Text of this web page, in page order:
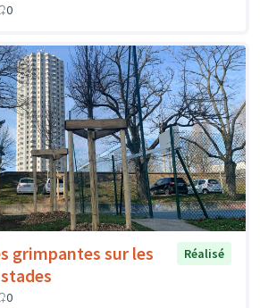
0
grimpantes sur les
Réalisé
0